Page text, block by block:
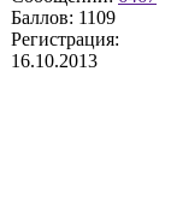
Баллов: 1109
Регистрация:
16.10.2013